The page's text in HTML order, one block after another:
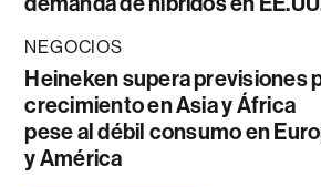
NEGOCIOS
Heineken supera previsiones
crecimiento en Asia y África
pese al débil consumo en
y América